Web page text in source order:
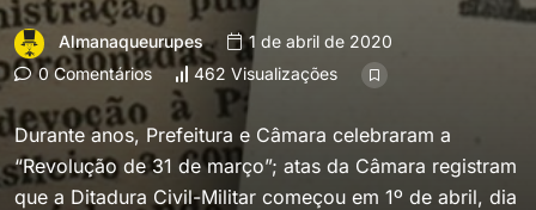
Almanaqueurupes
1 de abril de 2020
0 Comentários
462 Visualizações
Durante anos, Prefeitura e Câmara celebraram a
“Revolução de 31 de março”; atas da Câmara registram
que a Ditadura Civil-Militar começou em 1º de abril, dia